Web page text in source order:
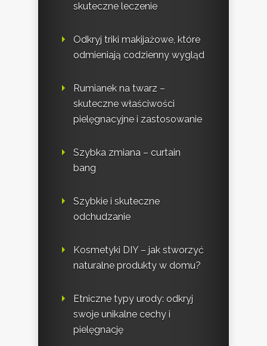
skuteczne leczenie
Odkryj triki makijażowe, które
odmieniają codzienny wygląd
Rumianek na twarz –
skuteczne właściwości
pielęgnacyjne i zastosowanie
Szybka zmiana – curtain
bang
Szybkie i skuteczne
odchudzanie
Kosmetyki DIY – jak stworzyć
naturalne produkty w domu?
Etniczne typy urody: odkryj
swoje unikalne cechy i
pielęgnację